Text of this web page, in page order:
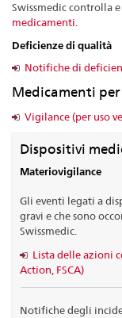
Swissmedic controlla
medicamenti
Deficienze di qualità
Notifiche di
Medicamenti
Vigilance (per uso
Dispositivi
Materiovigilance
Gli eventi legati a
gravi e che sono
Swissmedic.
Lista delle azioni
Action, FSCA)
Notifiche degli